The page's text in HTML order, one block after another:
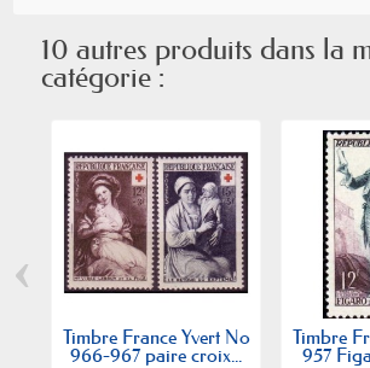
10 autres produits dans la
catégorie :
Timbre France Yvert No
966-967 paire croix...
Timbre
957
‹